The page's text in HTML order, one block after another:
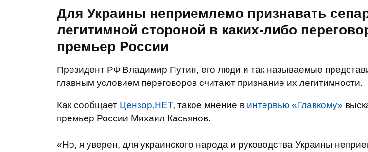
Для Украины неприемлемо признавать
легитимной стороной в каких-либо
премьер России
Президент РФ Владимир Путин, его люди и так называемые
главным условием переговоров считают признание их легитимности.
Как сообщает Цензор.НЕТ, такое мнение в интервью «Главкому»
премьер России Михаил Касьянов.
«Но, я уверен, для украинского народа и руководства Украины